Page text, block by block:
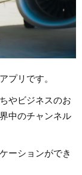
プリです。
やビジネスのお
中のチャンネル
ーションができ